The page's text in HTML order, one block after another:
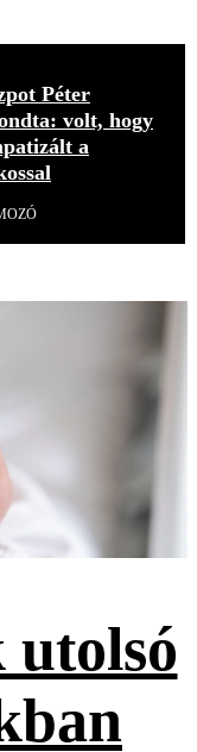
Péter
volt, hogy
a